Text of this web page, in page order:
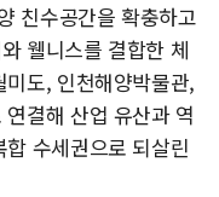
친수공간을 확충하고
웰니스를 결합한 체
도, 인천해양박물관,
결해 산업 유산과 역
수세권으로 되살린